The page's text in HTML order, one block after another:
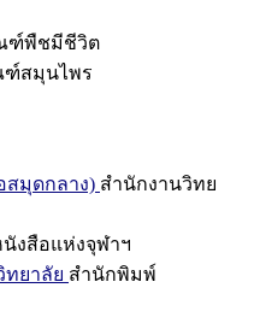
ฑ์พืชมีชีวิต
สมุนไพร
สมุดกลาง) สำนักงานวิทย
งสือแห่งจุฬาฯ
ยาลัย สำนักพิมพ์